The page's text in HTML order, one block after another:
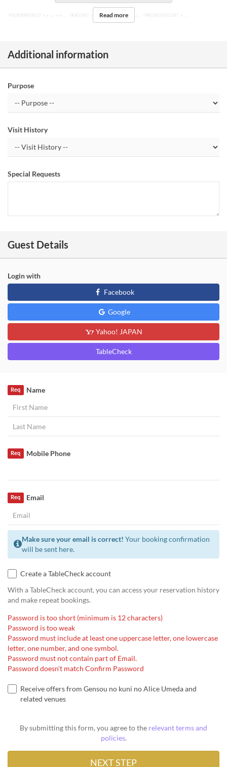
Valid Dates Mar 22 ~ Meals Lunch, Tea, Dinner Order Limit 1 ~
Read more
Additional information
Purpose
Visit History
Special Requests
Guest Details
Login with
Facebook
Google
Yahoo! JAPAN
TableCheck
Name
Req
Mobile Phone
Req
Email
Req
Make sure your email is correct! Your booking confirmation
will be sent here.
Create a TableCheck account
With a TableCheck account, you can access your reservation history
and make repeat bookings.
Password is too short (minimum is 12 characters)
Password is too weak
Password must include at least one uppercase letter, one lowercase
letter, one number, and one symbol.
Password must not contain part of Email.
Password doesn't match Confirm Password
Receive offers from Gensou no kuni no Alice Umeda and
related venues
By submitting this form, you agree to the relevant terms and
policies.